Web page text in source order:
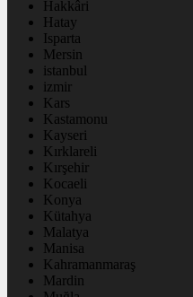
Hakkâri
Hatay
Isparta
Mersin
istanbul
izmir
Kars
Kastamonu
Kayseri
Kırklareli
Kırşehir
Kocaeli
Konya
Kütahya
Malatya
Manisa
Kahramanmaraş
Mardin